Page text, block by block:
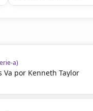
a)
Va por Kenneth Taylor